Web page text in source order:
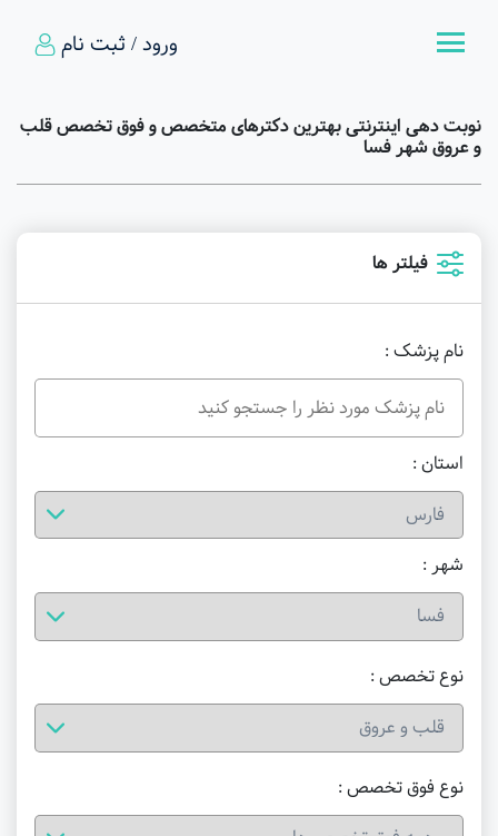
ورود / ثبت نام
نوبت دهی اینترنتی بهترین دکترهای متخصص و فوق تخصص قلب
و عروق شهر فسا
فیلتر ها
نام پزشک :
استان :
شهر :
نوع تخصص :
نوع فوق تخصص :